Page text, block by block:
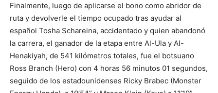
Finalmente, luego de aplicarse el bono como abridor de
ruta y devolverle el tiempo ocupado tras ayudar al
español Tosha Schareina, accidentado y quien abandonó
la carrera, el ganador de la etapa entre Al-Ula y Al-
Henakiyah, de 541 kilómetros totales, fue el botsuano
Ross Branch (Hero) con 4 horas 56 minutos 01 segundos,
seguido de los estadounidenses Ricky Brabec (Monster